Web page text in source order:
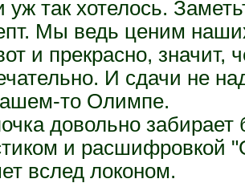
уж так хотелось.
Мы ведь ценим
и прекрасно, значит,
И сдачи не
то Олимпе.
довольно
и расшифровкой
вслед локоном.